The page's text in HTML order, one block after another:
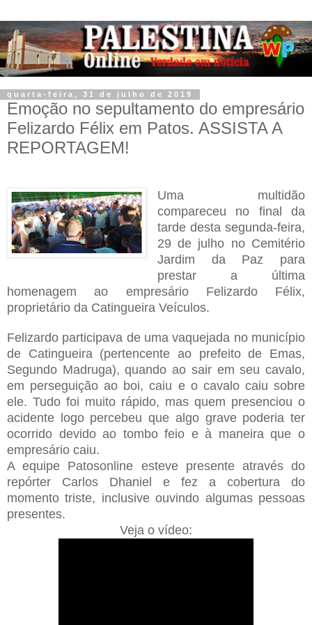
quarta-feira, 31 de julho de 2019
Emoção no sepultamento do empresário
Felizardo Félix em Patos. ASSISTA A
REPORTAGEM!
Uma multidão
compareceu no final da
tarde desta segunda-feira,
29 de julho no Cemitério
Jardim da Paz para
prestar a última
homenagem ao empresário Felizardo Félix,
proprietário da Catingueira Veículos.
Felizardo participava de uma vaquejada no município
de Catingueira (pertencente ao prefeito de Emas,
Segundo Madruga), quando ao sair em seu cavalo,
em perseguição ao boi, caiu e o cavalo caiu sobre
ele. Tudo foi muito rápido, mas quem presenciou o
acidente logo percebeu que algo grave poderia ter
ocorrido devido ao tombo feio e à maneira que o
empresário caiu.
A equipe Patosonline esteve presente através do
repórter Carlos Dhaniel e fez a cobertura do
momento triste, inclusive ouvindo algumas pessoas
presentes.
Veja o vídeo: